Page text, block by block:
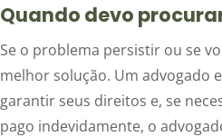
Quando devo
Se o problema persistir ou se
melhor solução. Um advogado
garantir seus direitos e, se
pago indevidamente, o